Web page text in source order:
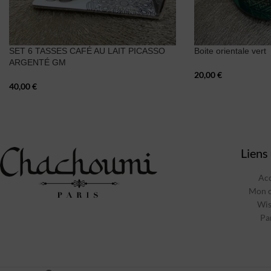
SET 6 TASSES CAFÉ AU LAIT PICASSO
ARGENTÉ GM
40,00€
Boite orientale vert
20,00€
Mon